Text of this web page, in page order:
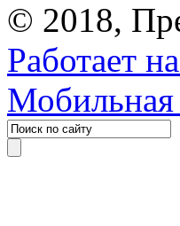
© 2018,
Работает
Мобильная